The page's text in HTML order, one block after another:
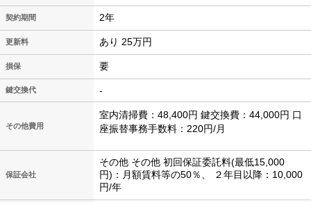
契約期間 2年
更新料 あり 25万円
損保 要
鍵交換代 -
その他費用
室内清掃費：48,400円 鍵交換費：44,000円 口
座振替事務手数料：220円/月
保証会社
その他 その他 初回保証委託料(最低15,000
円)：月額賃料等の50％、 ２年目以降：10,000
円/年